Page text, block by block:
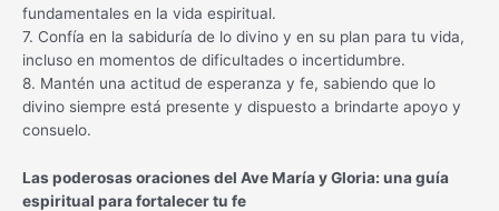
fundamentales en la vida espiritual.
7. Confía en la sabiduría de lo divino y en su plan para tu vida,
incluso en momentos de dificultades o incertidumbre.
8. Mantén una actitud de esperanza y fe, sabiendo que lo
divino siempre está presente y dispuesto a brindarte apoyo y
consuelo.
Las poderosas oraciones del Ave María y Gloria: una guía
espiritual para fortalecer tu fe